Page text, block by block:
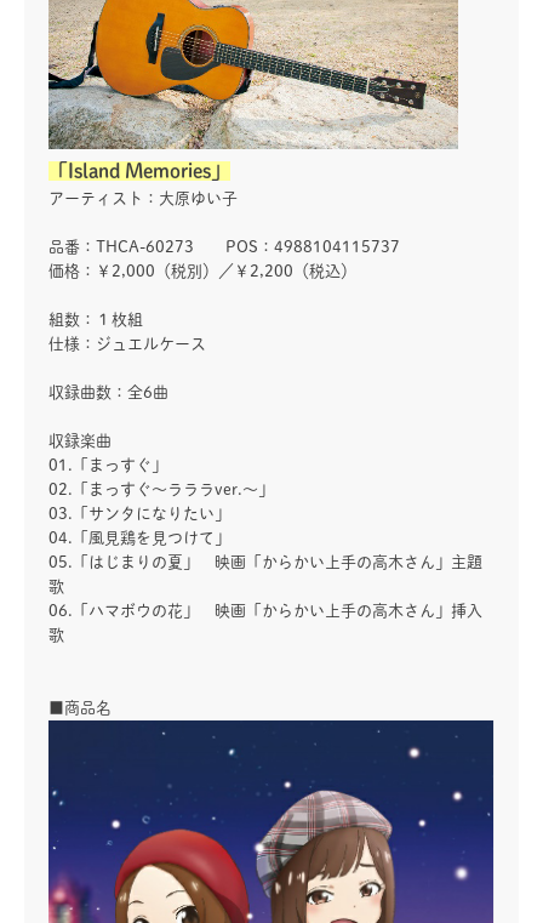
「Island Memories」
アーティスト：大原ゆい子
品番：THCA-60273 POS：4988104115737
価格：￥2,000（税別）／￥2,200（税込）
組数：１枚組
仕様：ジュエルケース
収録曲数：全6曲
収録楽曲
01.「まっすぐ」
02.「まっすぐ～ラララver.～」
03.「サンタになりたい」
04.「風見鶏を見つけて」
05.「はじまりの夏」 映画「からかい上手の高木さん」主題
歌
06.「ハマボウの花」 映画「からかい上手の高木さん」挿入
歌
■商品名